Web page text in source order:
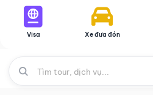
Visa Xe đưa đón